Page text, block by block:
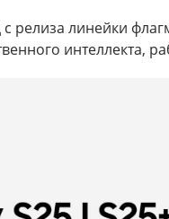
релиза линейки
интеллекта,